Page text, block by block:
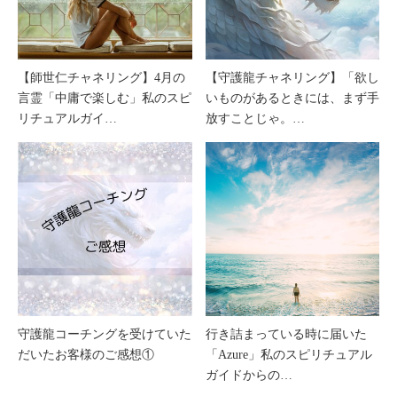
【師世仁チャネリング】4月の
言霊「中庸で楽しむ」私のスピ
リチュアルガイ…
【守護龍チャネリング】「欲し
いものがあるときには、まず手
放すことじゃ。…
守護龍コーチングを受けていた
だいたお客様のご感想①
行き詰まっている時に届いた
「Azure」私のスピリチュアル
ガイドからの…